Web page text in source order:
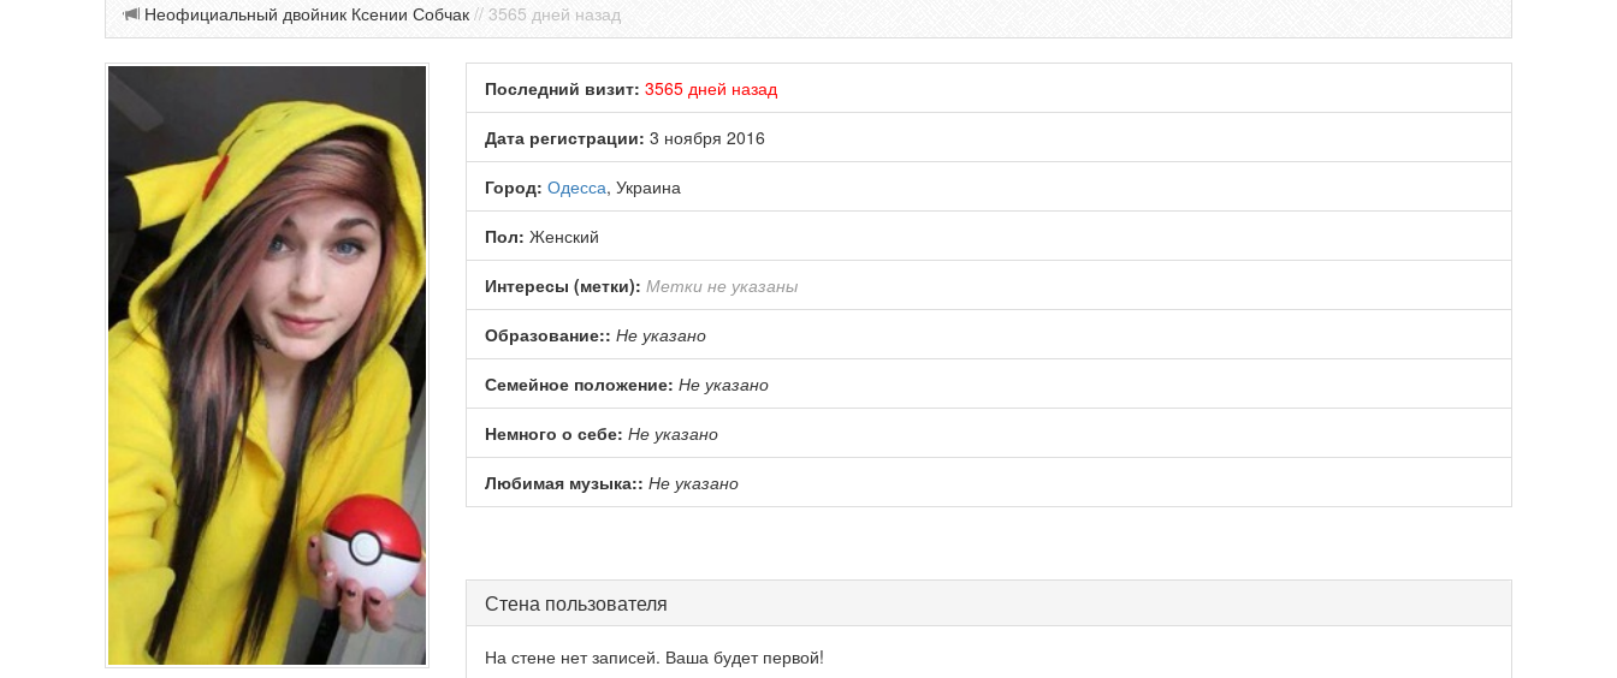
Неофициальный двойник Ксении Собчак // 3565 дней назад
Последний визит: 3565 дней назад
Дата регистрации: 3 ноября 2016
Город: Одесса, Украина
Пол: Женский
Интересы (метки): Метки не указаны
Образование:: Не указано
Семейное положение: Не указано
Немного о себе: Не указано
Любимая музыка:: Не указано
Стена пользователя
На стене нет записей. Ваша будет первой!